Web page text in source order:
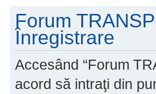
Forum
Înregistrare
Accesând “Forum
acord să intraţi din